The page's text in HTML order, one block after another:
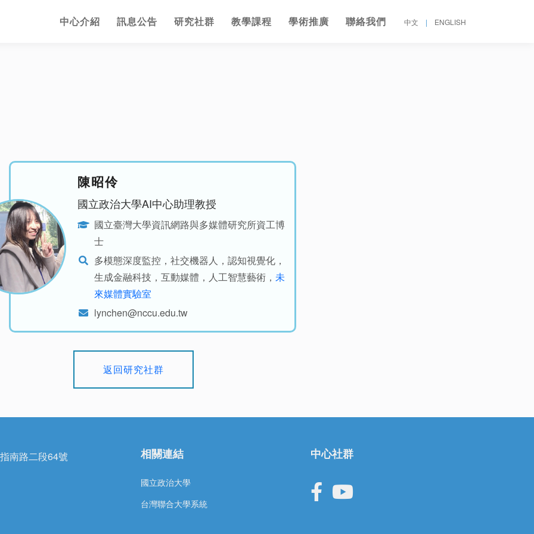
中心介紹 訊息公告 研究社群 教學課程 學術推廣 聯絡我們 中文 | ENGLISH
陳昭伶
國立政治大學AI中心助理教授
國立臺灣大學資訊網路與多媒體研究所資工博
士
多模態深度監控，社交機器人，認知視覺化，
生成金融科技，互動媒體， 人工智慧藝術， 未
來媒體實驗室
lynchen@nccu.edu.tw
返回研究社群
南路二段64號 相關連結
國立政治大學
台灣聯合大學系統
中心社群